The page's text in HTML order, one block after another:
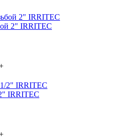
2" IRRITEC
IRRITEC